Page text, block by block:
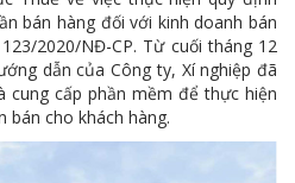
năm 2022
news
CHẶNG ĐƯỜNG 25 NĂM
bán hàng đối với kinh doanh bán
2020/NĐ-CP. Từ cuối tháng 12
dẫn của Công ty, Xí nghiệp đã
cung cấp phần mềm để thực hiện
cho khách hàng.